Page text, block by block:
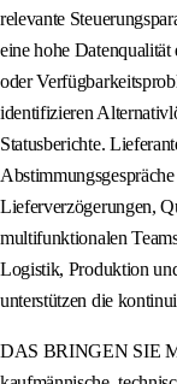
relevante
eine hohe
oder
identifizieren
Statusberichte.
Lieferverzögerungen,
multifunktionalen
Logistik, Produktion
unterstützen die
DAS BRINGEN SIE